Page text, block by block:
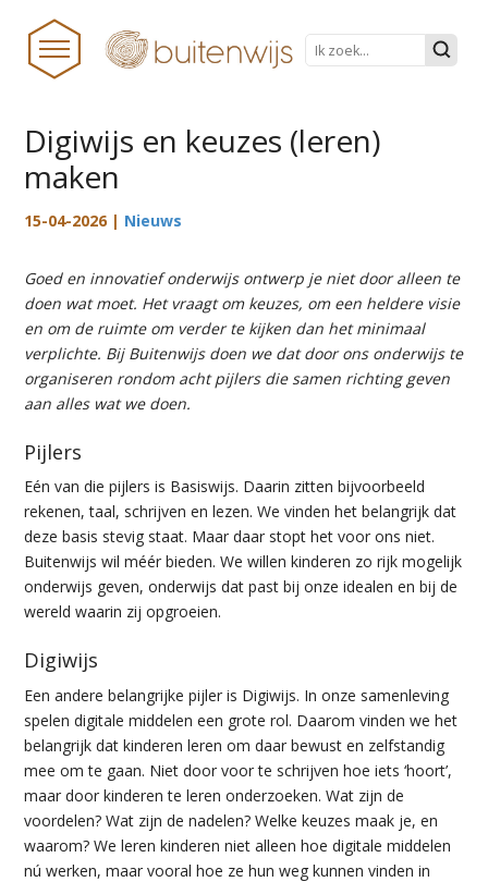
Digiwijs en keuzes (leren)
maken
15-04-2026 | Nieuws
Goed en innovatief onderwijs ontwerp je niet door alleen te
doen wat moet. Het vraagt om keuzes, om een heldere visie
en om de ruimte om verder te kijken dan het minimaal
verplichte. Bij Buitenwijs doen we dat door ons onderwijs te
organiseren rondom acht pijlers die samen richting geven
aan alles wat we doen.
Pijlers
Eén van die pijlers is Basiswijs. Daarin zitten bijvoorbeeld
rekenen, taal, schrijven en lezen. We vinden het belangrijk dat
deze basis stevig staat. Maar daar stopt het voor ons niet.
Buitenwijs wil méér bieden. We willen kinderen zo rijk mogelijk
onderwijs geven, onderwijs dat past bij onze idealen en bij de
wereld waarin zij opgroeien.
Digiwijs
Een andere belangrijke pijler is Digiwijs. In onze samenleving
spelen digitale middelen een grote rol. Daarom vinden we het
belangrijk dat kinderen leren om daar bewust en zelfstandig
mee om te gaan. Niet door voor te schrijven hoe iets ‘hoort’,
maar door kinderen te leren onderzoeken. Wat zijn de
voordelen? Wat zijn de nadelen? Welke keuzes maak je, en
waarom? We leren kinderen niet alleen hoe digitale middelen
nú werken, maar vooral hoe ze hun weg kunnen vinden in
HOME
NIEUWS
TEAM
PRAKTISCHE ZAKEN
ONDERWIJS TRANSFORMEERT
STICHTINGSPROCES